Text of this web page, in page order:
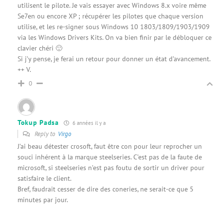
utilisent le pilote. Je vais essayer avec Windows 8.x voire même
Se7en ou encore XP ; récupérer les pilotes que chaque version
utilise, et les re-signer sous Windows 10 1803/1809/1903/1909
via les Windows Drivers Kits. On va bien finir par le débloquer ce
clavier chéri 🙂
Si j’y pense, je ferai un retour pour donner un état d’avancement.
++ V.
0
Tokup Padsa 6 années il y a
Reply to Virgo
J’ai beau détester crosoft, faut être con pour leur reprocher un
souci inhérent à la marque steelseries. C’est pas de la faute de
microsoft, si steelseries n’est pas foutu de sortir un driver pour
satisfaire le client.
Bref, faudrait cesser de dire des coneries, ne serait-ce que 5
minutes par jour.